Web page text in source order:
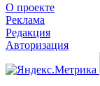
О проекте
Реклама
Редакция
Авторизация